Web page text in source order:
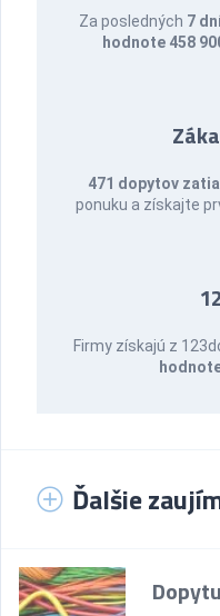
Za posledných 7
hodnote 458
471 dopytov
ponuku a získajte
Firmy získajú z
Ďalšie